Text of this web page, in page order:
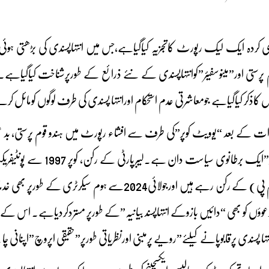
ایک لیک رپورٹ کاتجزیہ کیاگیاہے،جس میں انتہاپسندی کی بڑھتی
پرستی اور”مینوسفیئر”کوانتہاپسندی کے نئے ذرائع کے طورپرشناخت
کیاگیاہے جومعاشرتی عدم استحکام اورانتہا پسندی کی طرف لوگوں کومائل
کے بعد “یوویٹ کوپر”کی طرف سے افشاء رپورٹ میں ہندو قوم پرستی، بد
کیاگیاہے۔ “یوویٹ
فورڈ کیلئےپارلیمنٹ (ایم پی) کے رکن رہے ہیں
کو بھی “دائیں بازوکے انتہاپسند بیانیہ”کے طورپر مستردکردیاہے۔ اس
پسندی پرقابوپانے کیلئے”رویے پرمبنی اورنظریاتی طورپر”حقیقی اپروچ”اپنانی